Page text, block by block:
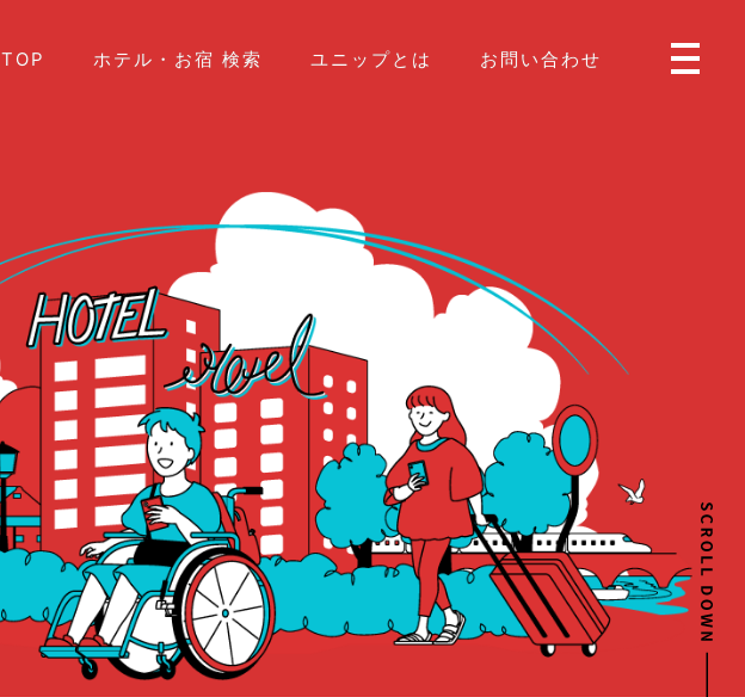
TOP ホテル・お宿 検索 ユニップとは お問い合わせ